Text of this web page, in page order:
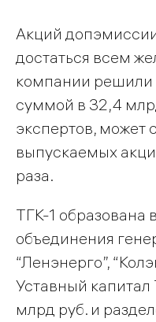
Акций
достаться всем
компании решили
суммой в 32,4
экспертов, может
выпускаемых
раза.
ТГК-1 образована
объединения
“Ленэнерго”,
Уставный капитал
млрд руб. и